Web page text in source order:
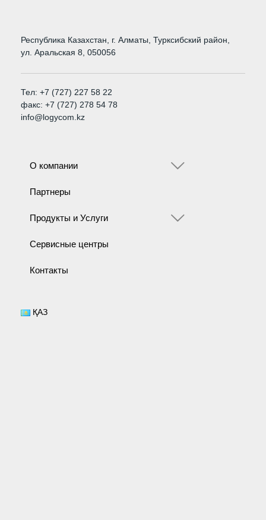
Республика Казахстан, г. Алматы, Турксибский район,
ул. Аральская 8, 050056
Тел: +7 (727) 227 58 22
факс: +7 (727) 278 54 78
info@logycom.kz
О компании
Партнеры
Продукты и Услуги
Сервисные центры
Контакты
ҚАЗ